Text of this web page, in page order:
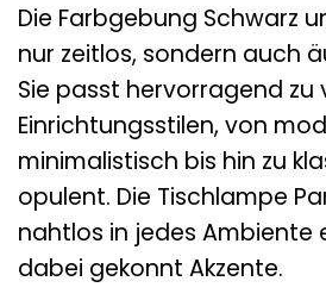
Die Farbgebung Schwarz
nur zeitlos, sondern auch
Sie passt hervorragend zu
Einrichtungsstilen, von
minimalistisch bis hin zu
opulent. Die Tischlampe
nahtlos in jedes Ambiente
dabei gekonnt Akzente.